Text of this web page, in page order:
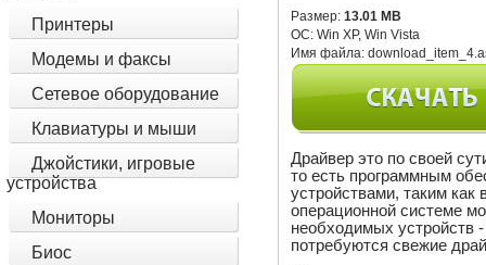
Принтеры
Модемы и факсы
Сетевое оборудование
Клавиатуры и мыши
Джойстики, игровые
устройства
Мониторы
Биос
Размер:13.01 MB
ОС:Win XP, Win Vista
Имя файла:
Драйвер это по своей
то есть программным
устройствами, таким
операционной системе
необходимых устройств
потребуются свежие